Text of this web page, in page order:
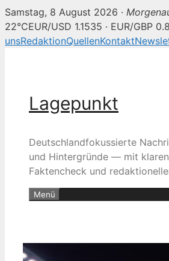
Samstag, 8 August 2026 ·
22°CEUR/USD 1.1535 · EUR/GBP
unsRedaktionQuellenKontakt
Lagepunkt
Deutschlandfokussierte
und Hintergründe — mit
Faktencheck und
Menü